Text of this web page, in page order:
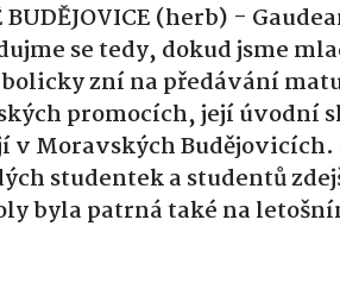
BUDĚJOVICE (herb) -
se tedy, dokud jsme
zní na předávání
promocích, její úvodní
v Moravských
studentek a studentů
byla patrná také na